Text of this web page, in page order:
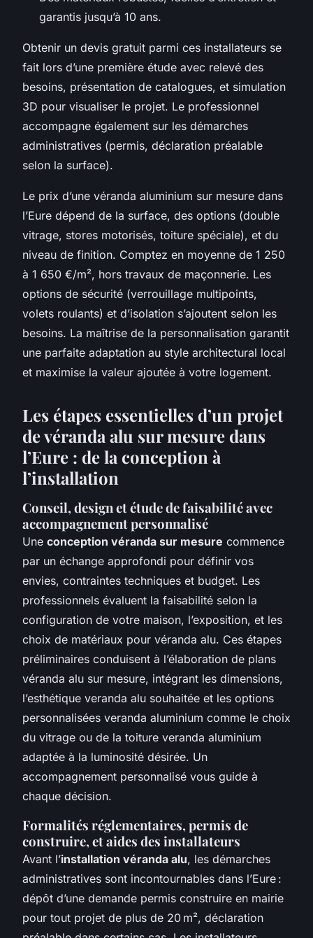
garantis jusqu’à 10 ans.
Obtenir un devis gratuit parmi ces installateurs se
fait lors d’une première étude avec relevé des
besoins, présentation de catalogues, et simulation
3D pour visualiser le projet. Le professionnel
accompagne également sur les démarches
administratives (permis, déclaration préalable
selon la surface).
Le prix d’une véranda aluminium sur mesure dans
l’Eure dépend de la surface, des options (double
vitrage, stores motorisés, toiture spéciale), et du
niveau de finition. Comptez en moyenne de 1 250
à 1 650 €/m², hors travaux de maçonnerie. Les
options de sécurité (verrouillage multipoints,
volets roulants) et d’isolation s’ajoutent selon les
besoins. La maîtrise de la personnalisation garantit
une parfaite adaptation au style architectural local
et maximise la valeur ajoutée à votre logement.
Les étapes essentielles d’un projet
de véranda alu sur mesure dans
l’Eure : de la conception à
l’installation
Conseil, design et étude de faisabilité avec
accompagnement personnalisé
Une conception véranda sur mesure commence
par un échange approfondi pour définir vos
envies, contraintes techniques et budget. Les
professionnels évaluent la faisabilité selon la
configuration de votre maison, l’exposition, et les
choix de matériaux pour véranda alu. Ces étapes
préliminaires conduisent à l’élaboration de plans
véranda alu sur mesure, intégrant les dimensions,
l’esthétique veranda alu souhaitée et les options
personnalisées veranda aluminium comme le choix
du vitrage ou de la toiture veranda aluminium
adaptée à la luminosité désirée. Un
accompagnement personnalisé vous guide à
chaque décision.
Formalités réglementaires, permis de
construire, et aides des installateurs
Avant l’installation véranda alu, les démarches
administratives sont incontournables dans l’Eure :
dépôt d’une demande permis construire en mairie
pour tout projet de plus de 20 m², déclaration